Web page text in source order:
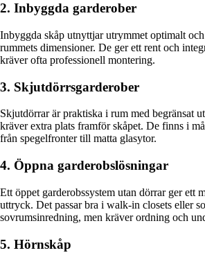
2. Inbyggda garderober
Inbyggda skåp utnyttjar utrymmet optimalt
rummets dimensioner. De ger ett rent och
kräver ofta professionell montering.
3. Skjutdörrsgarderober
Skjutdörrar är praktiska i rum med begränsat
kräver extra plats framför skåpet. De finns i
från spegelfronter till matta glasytor.
4. Öppna garderobslösningar
Ett öppet garderobssystem utan dörrar ger ett
uttryck. Det passar bra i walk-in closets eller
sovrumsinredning, men kräver ordning och
5. Hörnskåp